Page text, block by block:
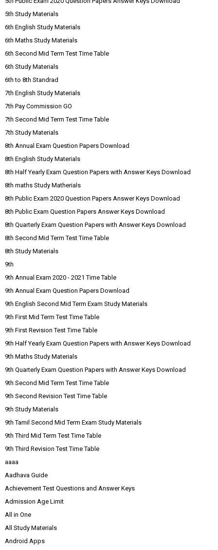
5th Study Materials
6th English Study Materials
6th Maths Study Materials
6th Second Mid Term Test Time Table
6th Study Materials
6th to 8th Standrad
7th English Study Materials
7th Pay Commission GO
7th Second Mid Term Test Time Table
7th Study Materials
8th Annual Exam Question Papers Download
8th English Study Materials
8th Half Yearly Exam Question Papers with Answer Keys Download
8th maths Study Matherials
8th Public Exam 2020 Question Papers Answer Keys Download
8th Public Exam Question Papers Answer Keys Download
8th Quarterly Exam Question Papers with Answer Keys Download
8th Second Mid Term Test Time Table
8th Study Materials
9th
9th Annual Exam 2020 - 2021 Time Table
9th Annual Exam Question Papers Download
9th English Second Mid Term Exam Study Materials
9th First Mid Term Test Time Table
9th First Revision Test Time Table
9th Half Yearly Exam Question Papers with Answer Keys Download
9th Maths Study Materials
9th Quarterly Exam Question Papers with Answer Keys Download
9th Second Mid Term Test Time Table
9th Second Revision Test Time Table
9th Study Materials
9th Tamil Second Mid Term Exam Study Materials
9th Third Mid Term Test Time Table
9th Third Revision Test Time Table
aaaa
Aadhava Guide
Achievement Test Questions and Answer Keys
Admission Age Limit
All in One
All Study Materials
Android Apps